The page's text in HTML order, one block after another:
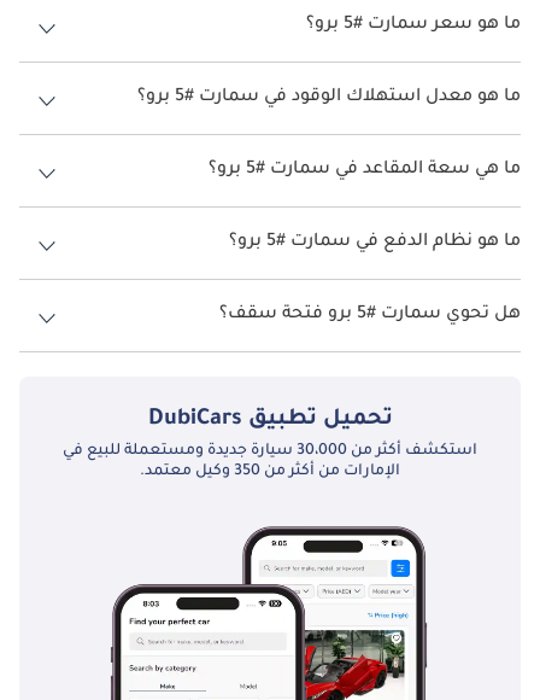
ما هو سعر سمارت #5 برو؟
سعر سمارت #5 برو هو درهم 159,900.
ما هو معدل استهلاك الوقود في سمارت #5 برو؟
يبلغ معدل استهلاك الوقود المقترح من الشركة المصنعة لسيارة سمارت
ما هي سعة المقاعد في سمارت #5 برو؟
تتسع سمارت #5 برو لأ 5 أشخاص.
ما هو نظام الدفع في سمارت #5 برو؟
نظام الدفع في سمارت #5 Rear Wheel Drive برو.
هل تحوي سمارت #5 برو فتحة سقف؟
نعم توفر سمارت #5 برو فتحة السقف كخيار.
تحميل تطبيق DubiCars
استكشف أكثر من 30،000 سيارة جديدة ومستعملة للبيع في
الإمارات من أكثر من 350 وكيل معتمد.